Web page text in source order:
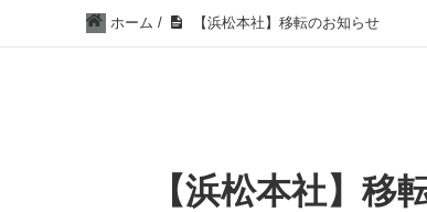
ホーム / 【浜松本社】移転のお知らせ
【浜松本社】移